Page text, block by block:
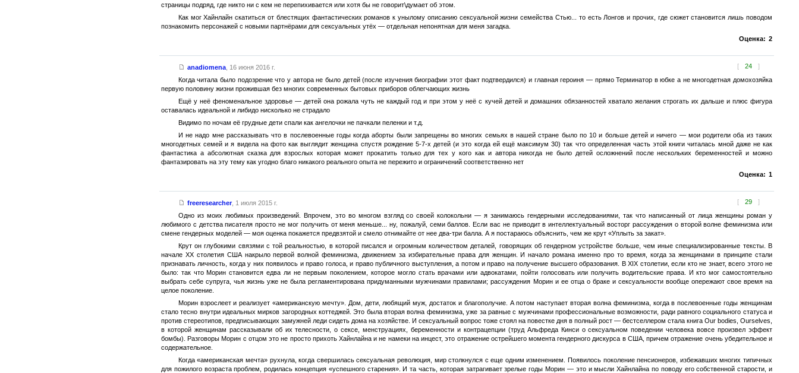
страницы подряд, где никто ни с кем не перепихивается или хотя бы не говорит\думает об этом.
Как мог Хайнлайн скатиться от блестящих фантастических романов к унылому описанию сексуальной жизни семейства Стью... то есть Лонгов и прочих, где сюжет становится лишь поводом
познакомить персонажей с новыми партнёрами для сексуальных утёх — отдельная непонятная для меня загадка.
Оценка: 2
[ 24 ]
anadiomena, 16 июня 2016 г.
Когда читала было подозрение что у автора не было детей (после изучения биографии этот факт подтвердился) и главная героиня — прямо Терминатор в юбке а не многодетная домохозяйка
первую половину жизни прожившая без многих современных бытовых приборов облегчающих жизнь
Ещё у неё феноменальное здоровье — детей она рожала чуть не каждый год и при этом у неё с кучей детей и домашних обязанностей хватало желания строгать их дальше и плюс фигура
оставалась идеальной и либидо нисколько не страдало
Видимо по ночам её грудные дети спали как ангелочки не пачкали пеленки и т.д.
И не надо мне рассказывать что в послевоенные годы когда аборты были запрещены во многих семьях в нашей стране было по 10 и больше детей и ничего — мои родители оба из таких
многодетных семей и я видела на фото как выглядит женщина спустя рождение 5-7-х детей (и это когда ей ещё максимум 30) так что определенная часть этой книги читалась мной даже не как
фантастика а абсолютная сказка для взрослых которая может прокатить только для тех у кого как и автора никогда не было детей осложнений после нескольких беременностей и можно
фантазировать на эту тему как угодно благо никакого реального опыта не пережито и ограничений соответственно нет
Оценка: 1
[ 29 ]
freeresearcher, 1 июля 2015 г.
Одно из моих любимых произведений. Впрочем, это во многом взгляд со своей колокольни — я занимаюсь гендерными исследованиями, так что написанный от лица женщины роман у
любимого с детства писателя просто не мог получить от меня меньше... ну, пожалуй, семи баллов. Если вас не приводит в интеллектуальный восторг рассуждения о второй волне феминизма или
смене гендерных моделей — моя оценка покажется предвзятой и смело отнимайте от нее два-три балла. А я постараюсь объяснить, чем же крут «Уплыть за закат».
Крут он глубокими связями с той реальностью, в которой писался и огромным количеством деталей, говорящих об гендерном устройстве больше, чем иные специализированные тексты. В
начале XX столетия США накрыло первой волной феминизма, движением за избирательные права для женщин. И начало романа именно про то время, когда за женщинами в принципе стали
признавать личность, когда у них появилось и право голоса, и право публичного выступления, а потом и право на получение высшего образования. В XIX столетии, если кто не знает, всего этого не
было: так что Морин становится едва ли не первым поколением, которое могло стать врачами или адвокатами, пойти голосовать или получить водительские права. И кто мог самостоятельно
выбрать себе супруга, чья жизнь уже не была регламентирована придуманными мужчинами правилами; рассуждения Морин и ее отца о браке и сексуальности вообще опережают свое время на
целое поколение.
Морин взрослеет и реализует «американскую мечту». Дом, дети, любящий муж, достаток и благополучие. А потом наступает вторая волна феминизма, когда в послевоенные годы женщинам
стало тесно внутри идеальных мирков загородных коттеджей. Это была вторая волна феминизма, уже за равные с мужчинами профессиональные возможности, ради равного социального статуса и
против стереотипов, предписывающих замужней леди сидеть дома на хозяйстве. И сексуальный вопрос тоже стоял на повестке дня в полный рост — бестселлером стала книга Our bodies, Ourselves,
в которой женщинам рассказывали об их телесности, о сексе, менструациях, беременности и контрацепции (труд Альфреда Кинси о сексуальном поведении человека вовсе произвел эффект
бомбы). Разговоры Морин с отцом это не просто прихоть Хайнлайна и не намеки на инцест, это отражение острейшего момента гендерного дискурса в США, причем отражение очень убедительное и
содержательное.
Когда «американская мечта» рухнула, когда свершилась сексуальная революция, мир столкнулся с еще одним изменением. Появилось поколение пенсионеров, избежавших многих типичных
для пожилого возраста проблем, родилась концепция «успешного старения». И та часть, которая затрагивает зрелые годы Морин — это и мысли Хайнлайна по поводу его собственной старости, и